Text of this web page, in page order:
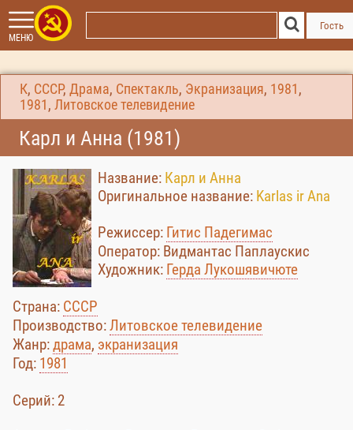
МЕНЮ
Гость
К, СССР, Драма, Спектакль, Экранизация, 1981 ,
1981 , Литовское телевидение
Карл и Анна (1981)
Название: Карл и Анна
Оригинальное название: Karlas ir Ana
Режиссер: Гитис Падегимас
Оператор: Видмантас Паплаускис
Художник: Герда Лукошявичюте
Страна: СССР
Производство:Литовское телевидение
Жанр:драма, экранизация
Год: 1981
Cерий: 2